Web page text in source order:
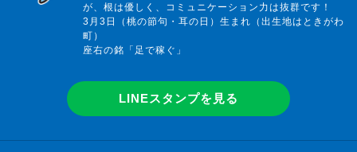
が、根は優しく、コミュニケーション力は抜群です！
3月3日（桃の節句・耳の日）生まれ（出生地はときがわ
町）
座右の銘「足で稼ぐ」
LINEスタンプを見る